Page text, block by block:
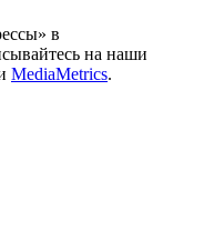
в
на наши
MediaMetrics.